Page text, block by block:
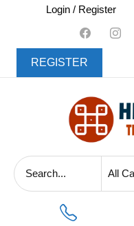
content
Login / Register
REGISTER